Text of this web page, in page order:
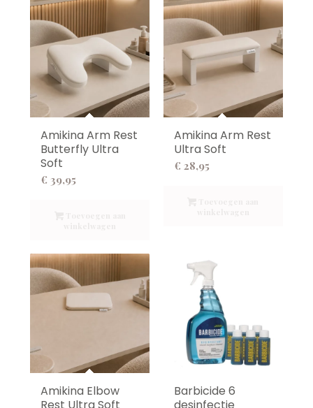
Amikina Arm Rest
Butterfly Ultra
Soft
€ 39,95
Amikina Arm Rest
Ultra Soft
€ 28,95
Amikina Elbow
Barbicide 6